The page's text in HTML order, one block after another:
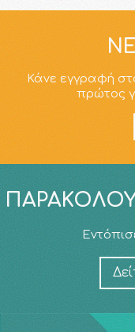
Κάνε εγγραφή
πρώτος